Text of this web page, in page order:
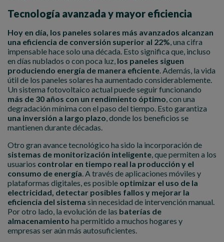
Tecnología avanzada y mayor eficiencia
Hoy en día, los paneles solares más avanzados alcanzan
una eficiencia de conversión superior al 22% , una cifra
impensable hace solo una década. Esto significa que, incluso
en días nublados o con poca luz, los paneles siguen
produciendo energía de manera eficiente . Además, la vida
útil de los paneles solares ha aumentado considerablemente.
Un sistema fotovoltaico actual puede seguir funcionando
más de 30 años con un rendimiento óptimo , con una
degradación mínima con el paso del tiempo. Esto garantiza
una inversión a largo plazo , donde los beneficios se
mantienen durante décadas.
Otro gran avance tecnológico ha sido la incorporación de
sistemas de monitorización inteligente , que permiten a los
usuarios controlar en tiempo real la producción y el
consumo de energía . A través de aplicaciones móviles y
plataformas digitales, es posible optimizar el uso de la
electricidad, detectar posibles fallos y mejorar la
eficiencia del sistema sin necesidad de intervención manual.
Por otro lado, la evolución de las baterías de
almacenamiento ha permitido a muchos hogares y
empresas ser aún más autosuficientes.